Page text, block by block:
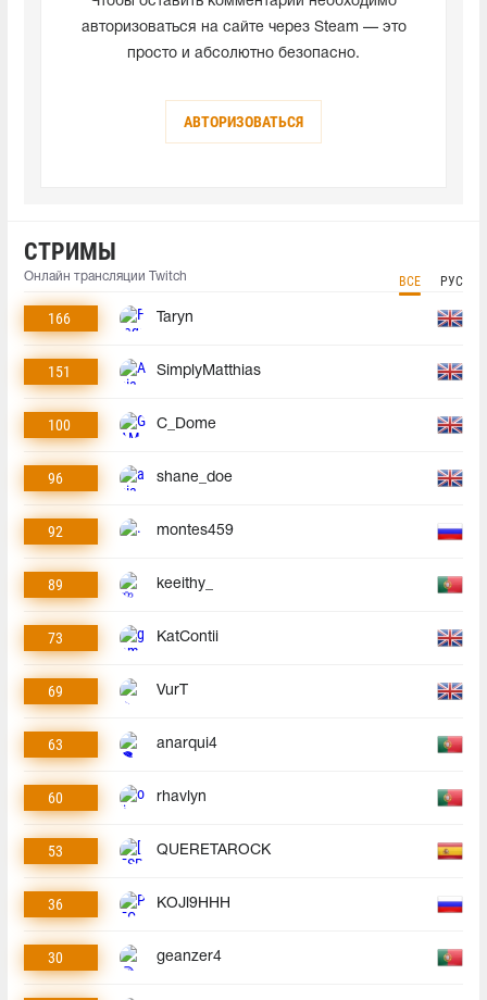
авторизоваться на сайте через Steam — это
просто и абсолютно безопасно.
АВТОРИЗОВАТЬСЯ
СТРИМЫ
Онлайн трансляции Twitch ВСЕ РУС
166 Taryn
151 SimplyMatthias
100 C_Dome
96 shane_doe
92 montes459
89 keeithy_
73 KatContii
69 VurT
63 anarqui4
60 rhavlyn
53 QUERETAROCK
36 KOJl9HHH
30 geanzer4